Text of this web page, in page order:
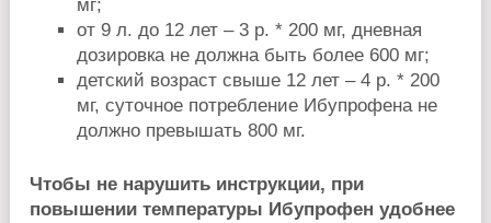
мг;
от 9 л. до 12 лет – 3 р. * 200 мг, дневная
дозировка не должна быть более 600 мг;
детский возраст свыше 12 лет – 4 р. * 200
мг, суточное потребление Ибупрофена не
должно превышать 800 мг.
Чтобы не нарушить инструкции, при
повышении температуры Ибупрофен удобнее